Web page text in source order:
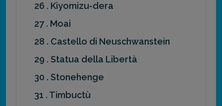
26 . Kiyomizu-dera
27 . Moai
28 . Castello di Neuschwanstein
29 . Statua della Libertà
30 . Stonehenge
31 . Timbuctù